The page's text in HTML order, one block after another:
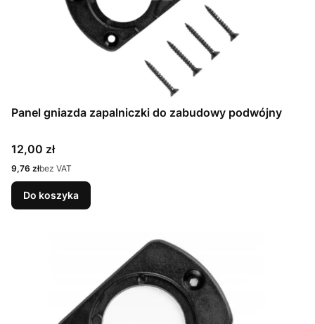
Panel gniazda zapalniczki do zabudowy podwójny
Cena
12,00 zł
Cena
9,76 złbez VAT
Do koszyka